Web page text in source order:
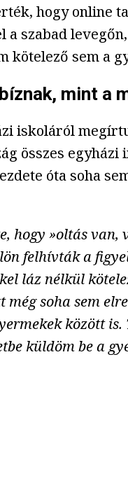
hogy online
szabad
kötelező sem a
mint a
iskoláról
összes
óta soha
hogy »oltás
felhívták a
láz nélkül
soha sem
között
küldöm be a